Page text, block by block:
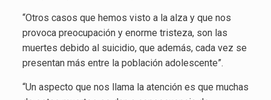
“Otros casos que hemos visto a la alza y que nos
provoca preocupación y enorme tristeza, son las
muertes debido al suicidio, que además, cada vez se
presentan más entre la población adolescente”.
“Un aspecto que nos llama la atención es que muchas